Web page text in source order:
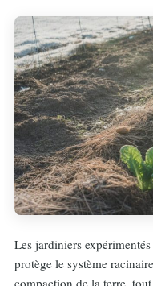
Les jardiniers
protège le système